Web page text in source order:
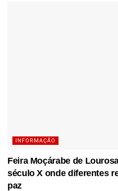
INFORMAÇÃO
Feira Moçárabe de
século X onde diferentes
paz